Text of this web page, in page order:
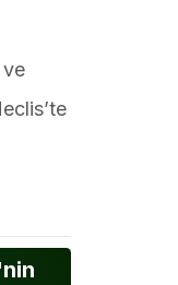
ve